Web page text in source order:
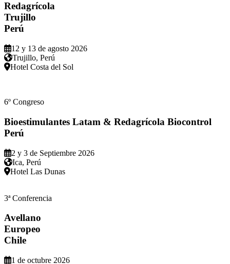
Redagrícola
Trujillo
Perú
12 y 13 de agosto 2026
Trujillo, Perú
Hotel Costa del Sol
6º Congreso
Bioestimulantes Latam & Redagrícola Biocontrol
Perú
2 y 3 de Septiembre 2026
Ica, Perú
Hotel Las Dunas
3ª Conferencia
Avellano
Europeo
Chile
1 de octubre 2026